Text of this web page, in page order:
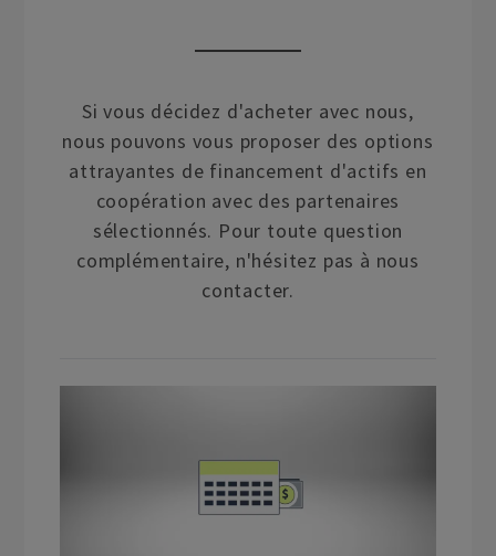
Si vous décidez d'acheter avec nous,
nous pouvons vous proposer des options
attrayantes de financement d'actifs en
coopération avec des partenaires
sélectionnés. Pour toute question
complémentaire, n'hésitez pas à nous
contacter.